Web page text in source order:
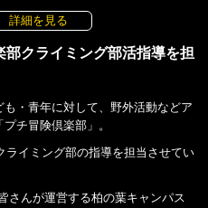
詳細を見る
部クライミング部活指導を担
・青年に対して、野外活動などア
チ冒険倶楽部」。
ライミング部の指導を担当させてい
さんが運営する柏の葉キャンパス